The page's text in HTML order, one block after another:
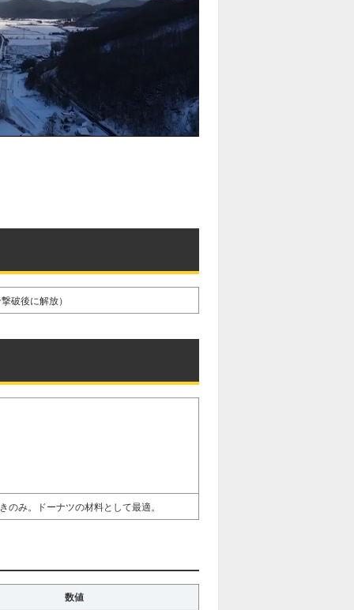
破後に解放）
のみ。ドーナツの材料として最適。
数値